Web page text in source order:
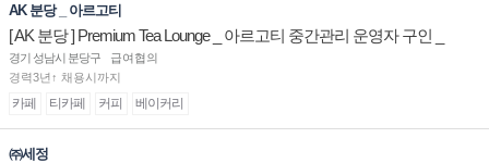
AK 분당 _ 아르고티
[ AK 분당 ] Premium Tea Lounge _ 아르고티 중간관리 운영자 구인 _
경기 성남시 분당구
급여협의
경력3년↑ 채용시까지
카페 티카페 커피 베이커리
㈜세정